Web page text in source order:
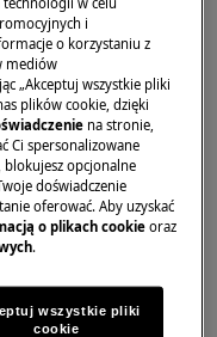
czas
zegara pokazuje
i
o korzystaniu z
mediów
„Akceptuj wszystkie pliki
plików cookie, dzięki
na stronie,
Ci spersonalizowane
blokujesz opcjonalne
doświadczenie
oferować. Aby uzyskać
o plikach cookie oraz
.
wszystkie pliki
cookie